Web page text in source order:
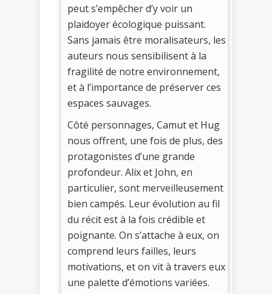
peut s’empêcher d’y voir un
plaidoyer écologique puissant.
Sans jamais être moralisateurs, les
auteurs nous sensibilisent à la
fragilité de notre environnement,
et à l’importance de préserver ces
espaces sauvages.
Côté personnages, Camut et Hug
nous offrent, une fois de plus, des
protagonistes d’une grande
profondeur. Alix et John, en
particulier, sont merveilleusement
bien campés. Leur évolution au fil
du récit est à la fois crédible et
poignante. On s’attache à eux, on
comprend leurs failles, leurs
motivations, et on vit à travers eux
une palette d’émotions variées.